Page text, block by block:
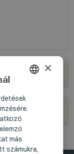
HUNGARIAN
GERMAN
ENGLISH
×
más
számukra,